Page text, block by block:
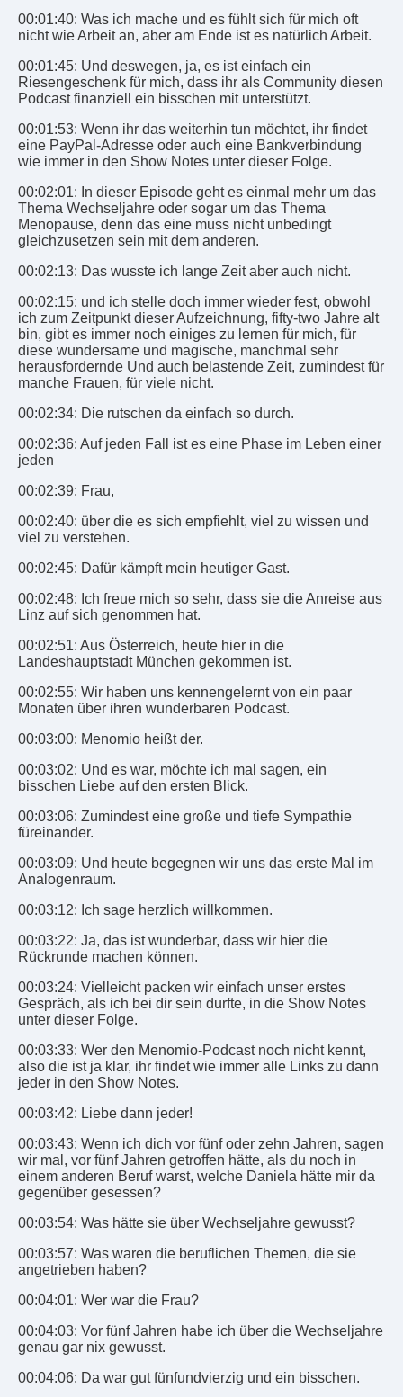
00:01:40: Was ich mache und es fühlt sich für mich oft
nicht wie Arbeit an, aber am Ende ist es natürlich Arbeit.
00:01:45: Und deswegen, ja, es ist einfach ein
Riesengeschenk für mich, dass ihr als Community diesen
Podcast finanziell ein bisschen mit unterstützt.
00:01:53: Wenn ihr das weiterhin tun möchtet, ihr findet
eine PayPal-Adresse oder auch eine Bankverbindung
wie immer in den Show Notes unter dieser Folge.
00:02:01: In dieser Episode geht es einmal mehr um das
Thema Wechseljahre oder sogar um das Thema
Menopause, denn das eine muss nicht unbedingt
gleichzusetzen sein mit dem anderen.
00:02:13: Das wusste ich lange Zeit aber auch nicht.
00:02:15: und ich stelle doch immer wieder fest, obwohl
ich zum Zeitpunkt dieser Aufzeichnung, fifty-two Jahre alt
bin, gibt es immer noch einiges zu lernen für mich, für
diese wundersame und magische, manchmal sehr
herausfordernde Und auch belastende Zeit, zumindest für
manche Frauen, für viele nicht.
00:02:34: Die rutschen da einfach so durch.
00:02:36: Auf jeden Fall ist es eine Phase im Leben einer
jeden
00:02:39: Frau,
00:02:40: über die es sich empfiehlt, viel zu wissen und
viel zu verstehen.
00:02:45: Dafür kämpft mein heutiger Gast.
00:02:48: Ich freue mich so sehr, dass sie die Anreise aus
Linz auf sich genommen hat.
00:02:51: Aus Österreich, heute hier in die
Landeshauptstadt München gekommen ist.
00:02:55: Wir haben uns kennengelernt von ein paar
Monaten über ihren wunderbaren Podcast.
00:03:00: Menomio heißt der.
00:03:02: Und es war, möchte ich mal sagen, ein
bisschen Liebe auf den ersten Blick.
00:03:06: Zumindest eine große und tiefe Sympathie
füreinander.
00:03:09: Und heute begegnen wir uns das erste Mal im
Analogenraum.
00:03:12: Ich sage herzlich willkommen.
00:03:22: Ja, das ist wunderbar, dass wir hier die
Rückrunde machen können.
00:03:24: Vielleicht packen wir einfach unser erstes
Gespräch, als ich bei dir sein durfte, in die Show Notes
unter dieser Folge.
00:03:33: Wer den Menomio-Podcast noch nicht kennt,
also die ist ja klar, ihr findet wie immer alle Links zu dann
jeder in den Show Notes.
00:03:42: Liebe dann jeder!
00:03:43: Wenn ich dich vor fünf oder zehn Jahren, sagen
wir mal, vor fünf Jahren getroffen hätte, als du noch in
einem anderen Beruf warst, welche Daniela hätte mir da
gegenüber gesessen?
00:03:54: Was hätte sie über Wechseljahre gewusst?
00:03:57: Was waren die beruflichen Themen, die sie
angetrieben haben?
00:04:01: Wer war die Frau?
00:04:03: Vor fünf Jahren habe ich über die Wechseljahre
genau gar nix gewusst.
00:04:06: Da war gut fünfundvierzig und ein bisschen.